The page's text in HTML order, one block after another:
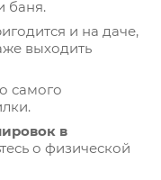
баня.
и на даче,
выходить
самого
в
о физической